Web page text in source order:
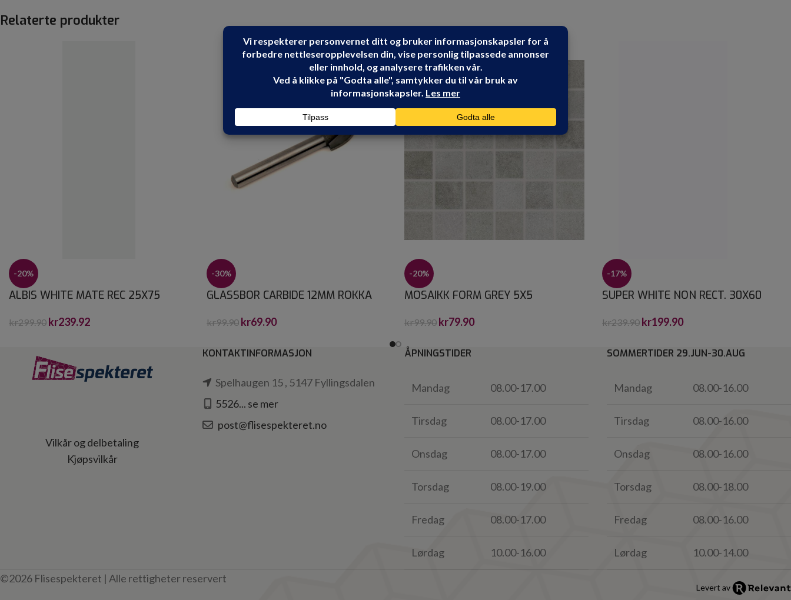
Relaterte produkter
-20%
ALBIS WHITE MATE REC 25X75
kr299.90 kr239.92
-30%
GLASSBOR CARBIDE 12MM ROKKA
kr99.90 kr69.90
-20%
MOSAIKK FORM GREY 5X5
kr99.90 kr79.90
-17%
SUPER WHITE NON RECT. 30X60
kr239.90 kr199.90
Vilkår og delbetaling
Kjøpsvilkår
KONTAKTINFORMASJON
Spelhaugen 15 , 5147 Fyllingsdalen
5526... se mer
post@flisespekteret.no
ÅPNINGSTIDER
Mandag 08.00-17.00
Tirsdag 08.00-17.00
Onsdag 08.00-17.00
Torsdag 08.00-19.00
Fredag 08.00-17.00
Lørdag 10.00-16.00
SOMMERTIDER 29.JUN-30.AUG
Mandag 08.00-16.00
Tirsdag 08.00-16.00
Onsdag 08.00-16.00
Torsdag 08.00-18.00
Fredag 08.00-16.00
Lørdag
10.00-14.00
©2026 Flisespekteret | Alle rettigheter reservert
Levert av